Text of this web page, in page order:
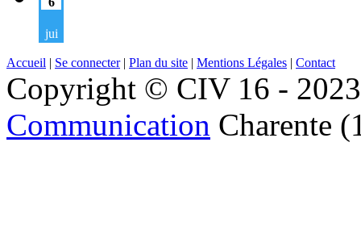
jui
Accueil | Se connecter| Plan du site | Mentions Légales | Contact
Copyright © CIV 16 -
Communication Charente